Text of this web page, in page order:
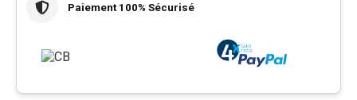
Paiement 100% Sécurisé